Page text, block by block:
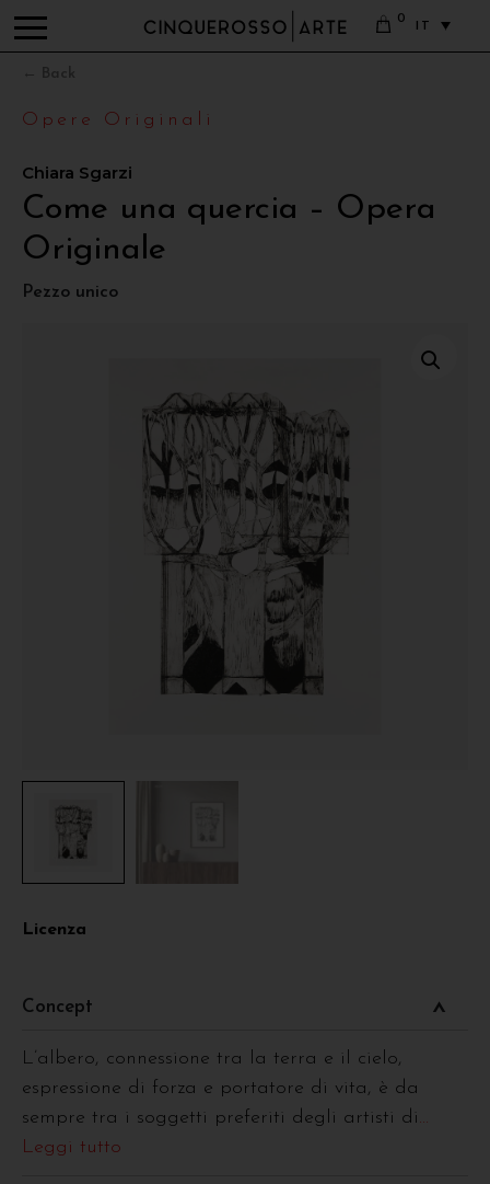
0
IT
Opere Originali
Chiara Sgarzi
Come una quercia – Opera
Originale
Pezzo unico
Licenza
Concept
L’albero, connessione tra la terra e il cielo,
espressione di forza e portatore di vita, è da
sempre tra i soggetti preferiti degli artisti di...
Leggi tutto